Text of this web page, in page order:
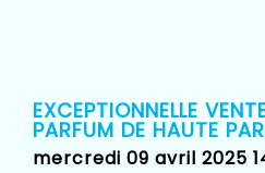
EXCEPTIONNELLE
PARFUM DE HAUTE
mercredi 09 avril 2025